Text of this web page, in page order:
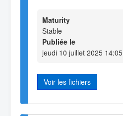
Maturity
Stable
Publiée le
jeudi 10 juillet 2025 14:05
Voir les fichiers